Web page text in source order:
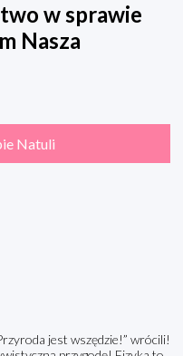
w sprawie
Nasza
Natuli
jest wszędzie!” wrócili!